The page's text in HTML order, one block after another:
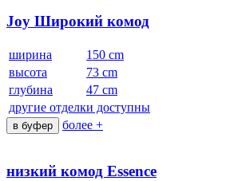
Joy Широкий комод
ширина
150 cm
высота
73 cm
глубина
47 cm
другие отделки доступны
в буфер более +
низкий комод Essence